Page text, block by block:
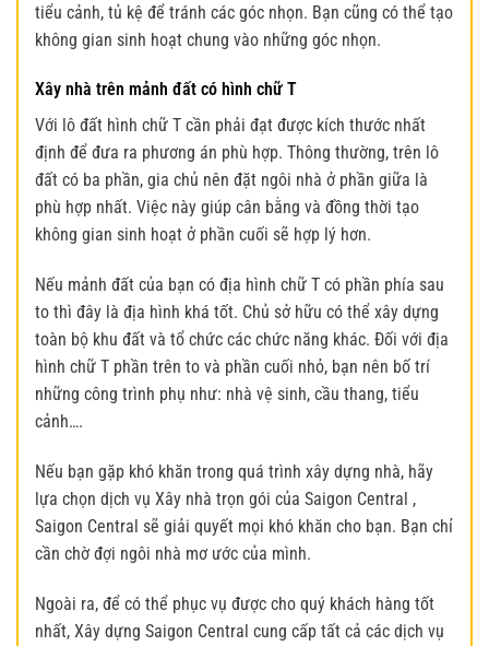
tiểu cảnh, tủ kệ để tránh các góc nhọn. Bạn cũng có thể tạo
không gian sinh hoạt chung vào những góc nhọn.
Xây nhà trên mảnh đất có hình chữ T
Với lô đất hình chữ T cần phải đạt được kích thước nhất
định để đưa ra phương án phù hợp. Thông thường, trên lô
đất có ba phần, gia chủ nên đặt ngôi nhà ở phần giữa là
phù hợp nhất. Việc này giúp cân bằng và đồng thời tạo
không gian sinh hoạt ở phần cuối sẽ hợp lý hơn.
Nếu mảnh đất của bạn có địa hình chữ T có phần phía sau
to thì đây là địa hình khá tốt. Chủ sở hữu có thể xây dựng
toàn bộ khu đất và tổ chức các chức năng khác. Đối với địa
hình chữ T phần trên to và phần cuối nhỏ, bạn nên bố trí
những công trình phụ như: nhà vệ sinh, cầu thang, tiểu
cảnh….
Nếu bạn gặp khó khăn trong quá trình xây dựng nhà, hãy
lựa chọn dịch vụ Xây nhà trọn gói của Saigon Central ,
Saigon Central sẽ giải quyết mọi khó khăn cho bạn. Bạn chỉ
cần chờ đợi ngôi nhà mơ ước của mình.
Ngoài ra, để có thể phục vụ được cho quý khách hàng tốt
nhất, Xây dựng Saigon Central cung cấp tất cả các dịch vụ